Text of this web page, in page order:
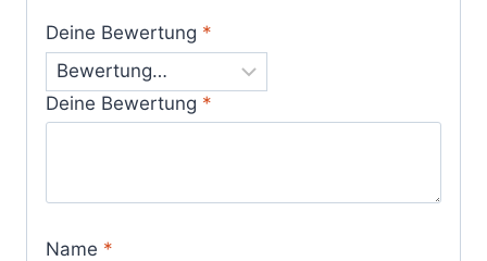
Deine Bewertung *
Deine Bewertung *
Name *